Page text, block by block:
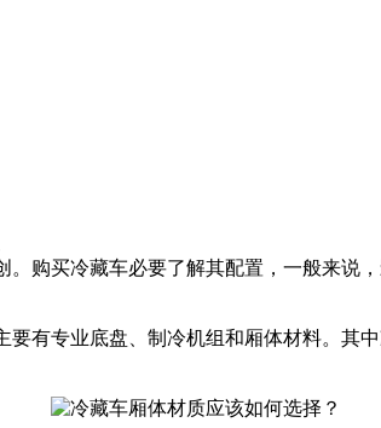
购买冷藏车必要了解其配置，一般来说
要有专业底盘、制冷机组和厢体材料。其